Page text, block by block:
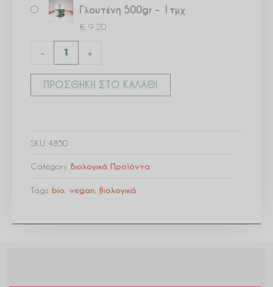
Γλουτένη 500gr – 1τμχ
€ 9.20
-
Αλουμίνιο
Γλουτένη
500gr
ποσότητα
+
ΠΡΟΣΘΉΚΗ ΣΤΟ ΚΑΛΆΘΙ
SKU 4850
Category Βιολογικά Προϊόντα
Tags bio, vegan, βιολογικά